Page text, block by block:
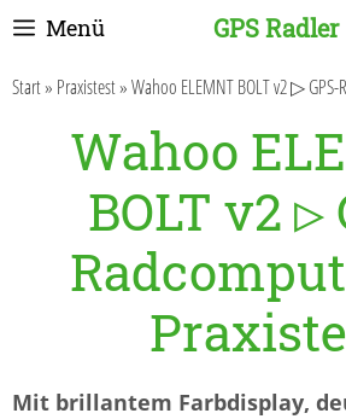
Zum
springen
GPS Radler
Menü
Start» Praxistest»Wahoo ELEMNT BOLT v2 ▷
Wahoo
BOLT v2 ▷
Mit brillantem Farbdisplay,